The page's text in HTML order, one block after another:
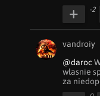
-2
vandroiy
@daroc
własnie
za